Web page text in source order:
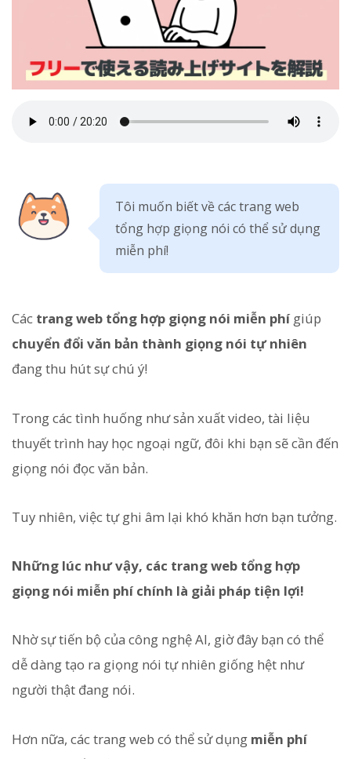
Tôi muốn biết về các trang web
tổng hợp giọng nói có thể sử dụng
miễn phí!
Các trang web tổng hợp giọng nói miễn phígiúp
chuyển đổi văn bản thành giọng nói tự nhiên
đang thu hút sự chú ý!
Trong các tình huống như sản xuất video, tài liệu
thuyết trình hay học ngoại ngữ, đôi khi bạn sẽ cần đến
giọng nói đọc văn bản.
Tuy nhiên, việc tự ghi âm lại khó khăn hơn bạn tưởng.
Những lúc như vậy, các trang web tổng hợp
giọng nói miễn phí chính là giải pháp tiện lợi!
Nhờ sự tiến bộ của công nghệ AI, giờ đây bạn có thể
dễ dàng tạo ra giọng nói tự nhiên giống hệt như
người thật đang nói.
Hơn nữa, các trang web có thể sử dụng miễn phí